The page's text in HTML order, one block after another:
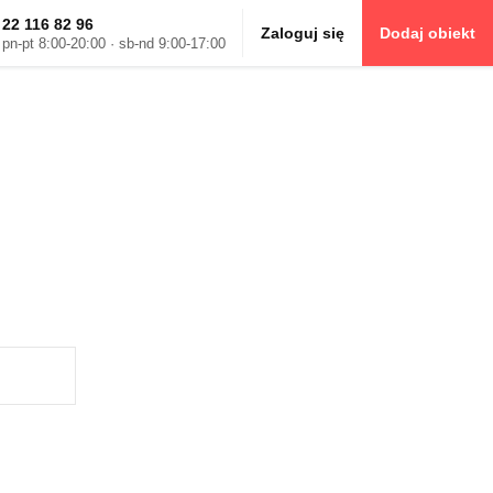
22 116 82 96
pn-pt 8:00-20:00 · sb-nd 9:00-17:00
Zaloguj się Dodaj obiekt